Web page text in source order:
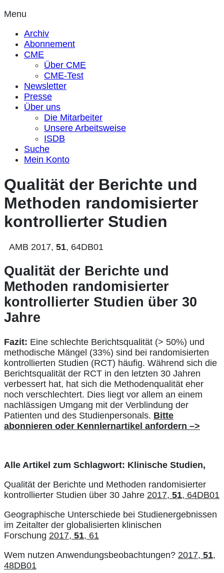
Menu
Archiv
Abonnement
CME
Über CME
CME-Test
Newsletter
Presse
Über uns
Die Mitarbeiter
Unsere Arbeitsweise
ISDB
Suche
Mein Konto
Qualität der Berichte und
Methoden randomisierter
kontrollierter Studien
AMB 2017, 51, 64DB01
Qualität der Berichte und
Methoden randomisierter
kontrollierter Studien über 30
Jahre
Fazit: Eine schlechte Berichtsqualität (> 50%) und
methodische Mängel (33%) sind bei randomisierten
kontrollierten Studien (RCT) häufig. Während sich die
Berichtsqualität der RCT in den letzten 30 Jahren
verbessert hat, hat sich die Methodenqualität eher
noch verschlechtert. Dies liegt vor allem an einem
nachlässigen Umgang mit der Verblindung der
Patienten und des Studienpersonals. Bitte
abonnieren oder Kennlernartikel anfordern –>
Alle Artikel zum Schlagwort: Klinische Studien,
Qualität der Berichte und Methoden randomisierter
kontrollierter Studien über 30 Jahre 2017, 51, 64DB01
Geographische Unterschiede bei Studienergebnissen
im Zeitalter der globalisierten klinischen
Forschung 2017, 51, 61
Wem nutzen Anwendungsbeobachtungen? 2017, 51,
48DB01